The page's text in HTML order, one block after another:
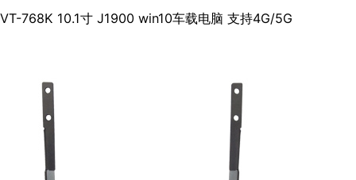
VT-768K 10.1寸 J1900 win10车载电脑 支持4G/5G